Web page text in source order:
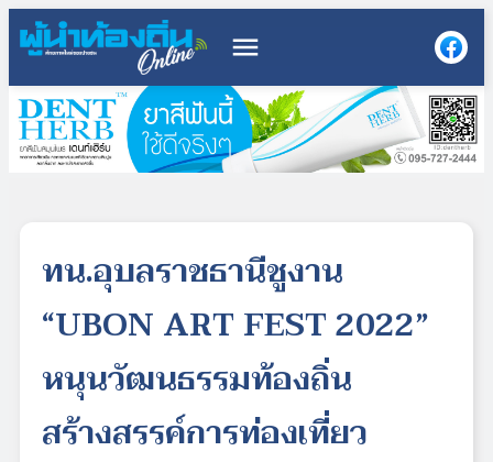
menu
ทน.อุบลราชธานีชูงาน
“UBON ART FEST 2022”
หนุนวัฒนธรรมท้องถิ่น
สร้างสรรค์การท่องเที่ยว